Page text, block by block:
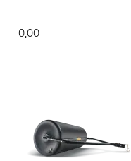
0,00